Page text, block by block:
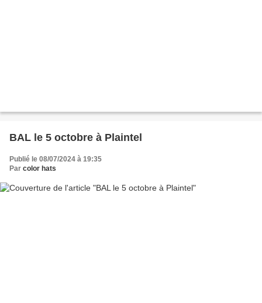
BAL le 5 octobre à Plaintel
Publié le 08/07/2024 à 19:35
Par color hats